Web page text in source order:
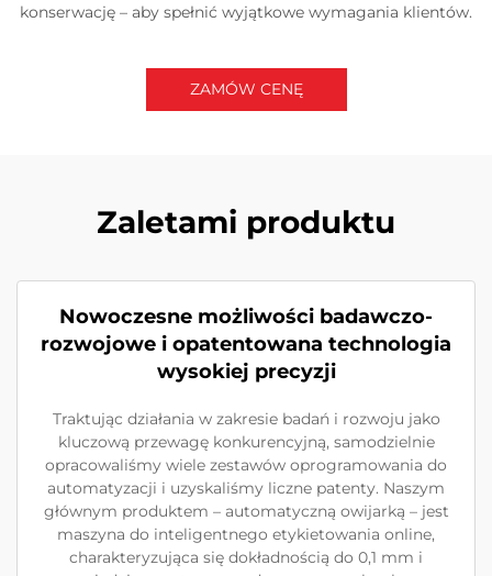
konserwację – aby spełnić wyjątkowe wymagania klientów.
ZAMÓW CENĘ
Zaletami produktu
Nowoczesne możliwości badawczo-
rozwojowe i opatentowana technologia
wysokiej precyzji
Traktując działania w zakresie badań i rozwoju jako
kluczową przewagę konkurencyjną, samodzielnie
opracowaliśmy wiele zestawów oprogramowania do
automatyzacji i uzyskaliśmy liczne patenty. Naszym
głównym produktem – automatyczną owijarką – jest
maszyna do inteligentnego etykietowania online,
charakteryzująca się dokładnością do 0,1 mm i